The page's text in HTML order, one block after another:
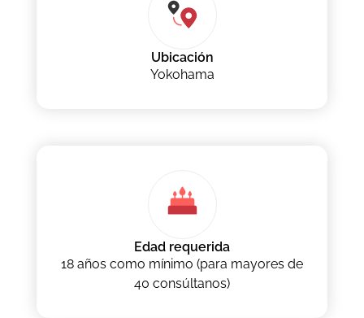
Ubicación
Yokohama
Edad requerida
18 años como mínimo (para mayores de
40 consúltanos)